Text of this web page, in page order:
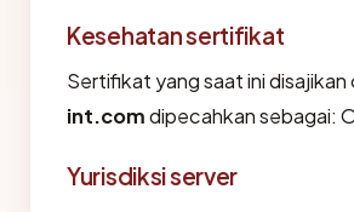
Kesehatan sertifikat
Sertifikat yang saat ini disajikan
int.comdipecahkan sebagai:
Yurisdiksi server